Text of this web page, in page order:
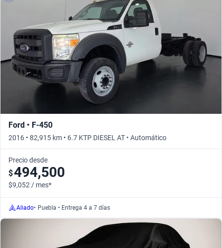
Ford • F-450
2016 • 82,915 km • 6.7 KTP DIESEL AT • Automático
Precio desde
$494,500
$9,052 / mes*
Aliado• Puebla • Entrega 4 a 7 días